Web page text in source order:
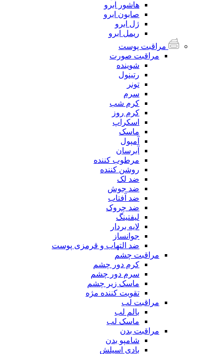
هاشور ابرو
صابون ابرو
ژل ابرو
ریمل ابرو
مراقبت پوست
مراقبت صورت
شوینده
رتینول
تونر
سرم
کرم شب
کرم روز
اسکراپ
ماسک
آمپول
آبرسان
مرطوب کننده
روشن کننده
ضد لک
ضد جوش
ضد آفتاب
ضد چروک
لیفتینگ
لایه بردار
جوانساز
ضد التهاب و قرمزی پوست
مراقبت چشم
کرم دور چشم
سرم دور چشم
ماسک زیر چشم
تقویت کننده مژه
مراقبت لب
بالم لب
ماسک لب
مراقبت بدن
شامپو بدن
بادی اسپلش